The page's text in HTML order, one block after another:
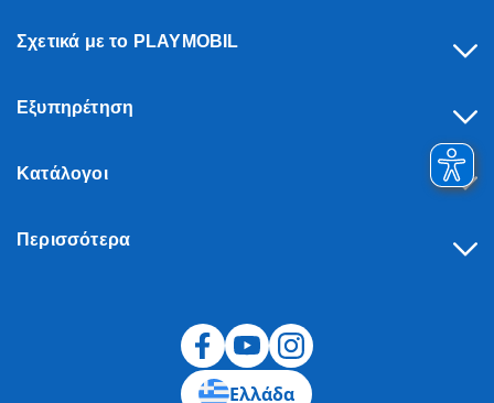
Σχετικά με το PLAYMOBIL
Εξυπηρέτηση
Κατάλογοι
Περισσότερα
Ελλάδα